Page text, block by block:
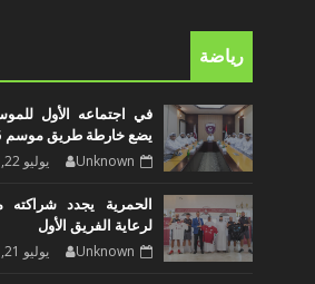
رياضة
في اجتماعه الأول
يضع خارطة طريق موسم 2027/2026
Unknown يوليو 22, 2026
الحمرية يجدد
لرعاية الفريق الأول
Unknown يوليو 21, 2026